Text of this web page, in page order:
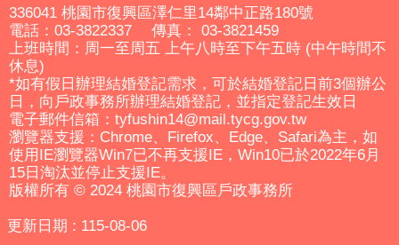
336041 桃園市復興區澤仁里14鄰中正路180號
電話：03-3822337 傳真： 03-3821459
上班時間：周一至周五 上午八時至下午五時 (中午時間不
休息)
*如有假日辦理結婚登記需求，可於結婚登記日前3個辦公
日，向戶政事務所辦理結婚登記，並指定登記生效日
電子郵件信箱：tyfushin14@mail.tycg.gov.tw
瀏覽器支援：Chrome、Firefox、Edge、Safari為主，如
使用IE瀏覽器Win7已不再支援IE，Win10已於2022年6月
15日淘汰並停止支援IE。
版權所有 © 2024 桃園市復興區戶政事務所
更新日期 115-08-06